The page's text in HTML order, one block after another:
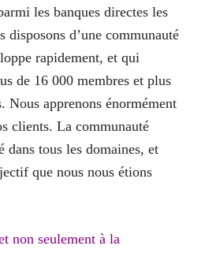
les banques directes les
disposons d’une communauté
rapidement, et qui
de 16 000 membres et plus
. Nous apprenons énormément
clients. La communauté
tous les domaines, et
que nous nous étions
non seulement à la